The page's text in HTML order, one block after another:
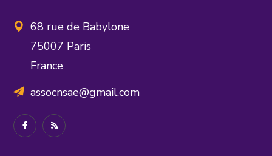
68 rue de Babylone
75007 Paris
France
assocnsae@gmail.com